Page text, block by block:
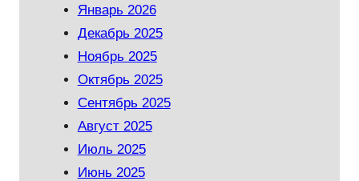
Январь 2026
Декабрь 2025
Ноябрь 2025
Октябрь 2025
Сентябрь 2025
Август 2025
Июль 2025
Июнь 2025